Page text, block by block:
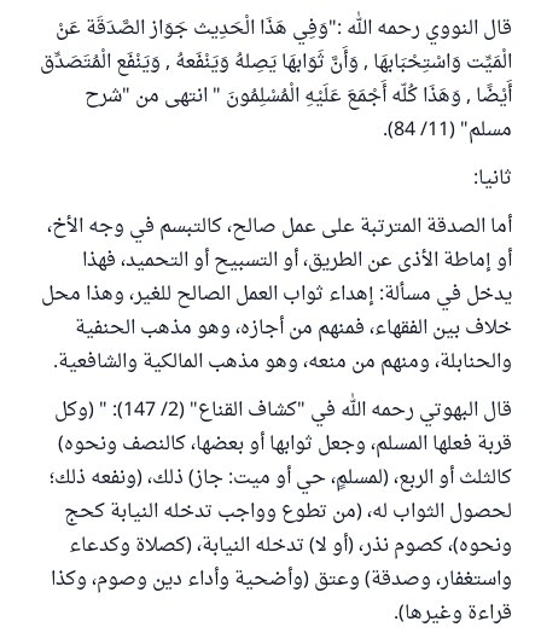
قال النووي رحمه الله :"وَفِي هَذَا الْحَدِيث جَوَاز الصَّدَقَة عَنْ
الْمَيِّت وَاسْتِحْبَابهَا , وَأَنَّ ثَوَابهَا يَصِلهُ وَيَنْفَعهُ , وَيَنْفَع الْمُتَصَدِّق
أَيْضًا , وَهَذَا كُلّه أَجْمَعَ عَلَيْهِ الْمُسْلِمُونَ " انتهى من "شرح
مسلم" (11/ 84).
ثانيا:
أما الصدقة المترتبة على عمل صالح، كالتبسم في وجه الأخ،
أو إماطة الأذى عن الطريق، أو التسبيح أو التحميد، فهذا
يدخل في مسألة: إهداء ثواب العمل الصالح للغير، وهذا محل
خلاف بين الفقهاء، فمنهم من أجازه، وهو مذهب الحنفية
والحنابلة، ومنهم من منعه، وهو مذهب المالكية والشافعية.
قال البهوتي رحمه الله في "كشاف القناع" (2/ 147): " (وكل
قربة فعلها المسلم، وجعل ثوابها أو بعضها، كالنصف ونحوه)
كالثلث أو الربع، (لمسلمٍ، حي أو ميت: جاز) ذلك، (ونفعه ذلك؛
لحصول الثواب له، (من تطوع وواجب تدخله النيابة كحج
ونحوه)، كصوم نذر، (أو لا) تدخله النيابة، (كصلاة وكدعاء
واستغفار، وصدقة) وعتق (وأضحية وأداء دين وصوم، وكذا
قراءة وغيرها).